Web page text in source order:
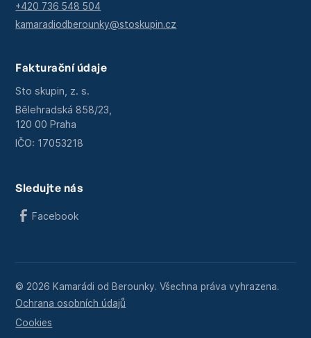
+420 736 548 504
kamaradiodberounky@stoskupin.cz
Fakturační údaje
Sto skupin, z. s.
Bělehradská 858/23,
120 00 Praha
IČO: 17053218
Sledujte nás
Facebook
© 2026 Kamarádi od Berounky. Všechna práva vyhrazena.
Ochrana osobních údajů
Cookies